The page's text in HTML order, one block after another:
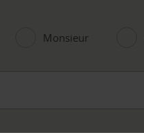
Monsieur